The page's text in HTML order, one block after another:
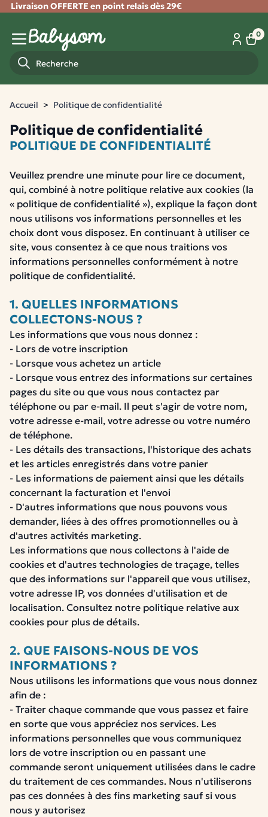
Livraison OFFERTE en point relais dès 29€
Fermer
Menu mobile
0
Accueil Politique de confidentialité
Politique de confidentialité
POLITIQUE DE CONFIDENTIALITÉ
Veuillez prendre une minute pour lire ce document,
qui, combiné à notre politique relative aux cookies (la
« politique de confidentialité »), explique la façon dont
nous utilisons vos informations personnelles et les
choix dont vous disposez. En continuant à utiliser ce
site, vous consentez à ce que nous traitions vos
informations personnelles conformément à notre
politique de confidentialité.
1. QUELLES INFORMATIONS
COLLECTONS-NOUS ?
Les informations que vous nous donnez :
- Lors de votre inscription
- Lorsque vous achetez un article
- Lorsque vous entrez des informations sur certaines
pages du site ou que vous nous contactez par
téléphone ou par e-mail. Il peut s'agir de votre nom,
votre adresse e-mail, votre adresse ou votre numéro
de téléphone.
- Les détails des transactions, l'historique des achats
et les articles enregistrés dans votre panier
- Les informations de paiement ainsi que les détails
concernant la facturation et l'envoi
- D'autres informations que nous pouvons vous
demander, liées à des offres promotionnelles ou à
d'autres activités marketing.
Les informations que nous collectons à l'aide de
cookies et d'autres technologies de traçage, telles
que des informations sur l'appareil que vous utilisez,
votre adresse IP, vos données d'utilisation et de
localisation. Consultez notre politique relative aux
cookies pour plus de détails.
2. QUE FAISONS-NOUS DE VOS
INFORMATIONS ?
Nous utilisons les informations que vous nous donnez
afin de :
- Traiter chaque commande que vous passez et faire
en sorte que vous appréciez nos services. Les
informations personnelles que vous communiquez
lors de votre inscription ou en passant une
commande seront uniquement utilisées dans le cadre
du traitement de ces commandes. Nous n'utiliserons
pas ces données à des fins marketing sauf si vous
nous y autorisez